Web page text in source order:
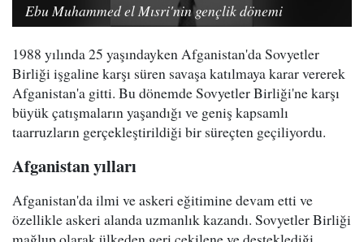
Ebu Muhammed el Mısri'nin gençlik dönemi
1988 yılında 25 yaşındayken Afganistan'da Sovyetler
Birliği işgaline karşı süren savaşa katılmaya karar vererek
Afganistan'a gitti. Bu dönemde Sovyetler Birliği'ne karşı
büyük çatışmaların yaşandığı ve geniş kapsamlı
taarruzların gerçekleştirildiği bir süreçten geçiliyordu.
Afganistan yılları
Afganistan'da ilmi ve askeri eğitimine devam etti ve
özellikle askeri alanda uzmanlık kazandı. Sovyetler Birliği